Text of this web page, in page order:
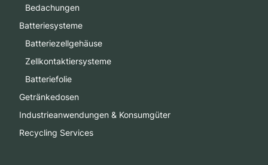
Bedachungen
Batteriesysteme
Batteriezellgehäuse
Zellkontaktiersysteme
Batteriefolie
Getränkedosen
Industrieanwendungen & Konsumgüter
Recycling Services